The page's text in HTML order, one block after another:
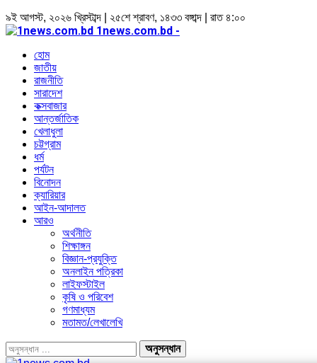
৯ই আগস্ট, ২০২৬ খ্রিস্টাব্দ | ২৫শে শ্রাবণ, ১৪৩৩ বঙ্গাব্দ | রাত ৪:০০
1news.com.bd -
হোম
জাতীয়
রাজনীতি
সারাদেশ
কক্সবাজার
আন্তর্জাতিক
খেলাধুলা
চট্টগ্রাম
ধর্ম
পর্যটন
বিনোদন
ক্যারিয়ার
আইন-আদালত
আরও
অর্থনীতি
শিক্ষাঙ্গন
বিজ্ঞান-প্রযুক্তি
অনলাইন পত্রিকা
লাইফস্টাইল
কৃষি ও পরিবেশ
গণমাধ্যম
মতামত/লেখালেখি